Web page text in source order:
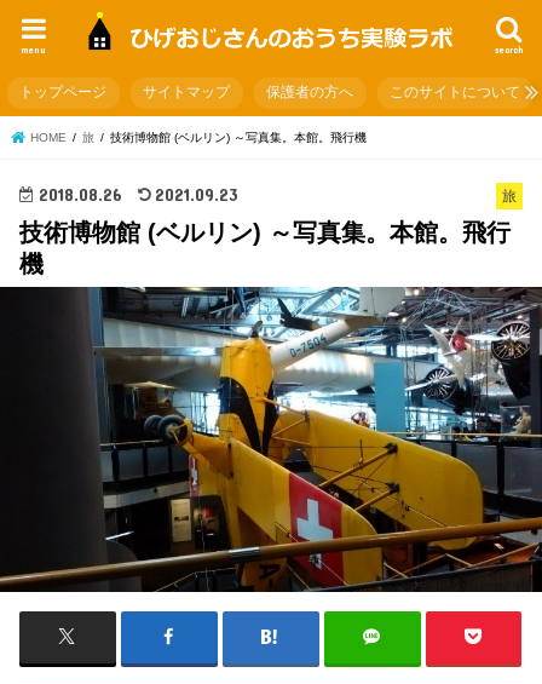
search
menu
トップページ サイトマップ 保護者の方へ このサイトについて
HOME 旅 技術博物館 (ベルリン) ～写真集。本館。飛行機
旅
2018.08.26 2021.09.23
技術博物館 (ベルリン) ～写真集。本館。飛行
機